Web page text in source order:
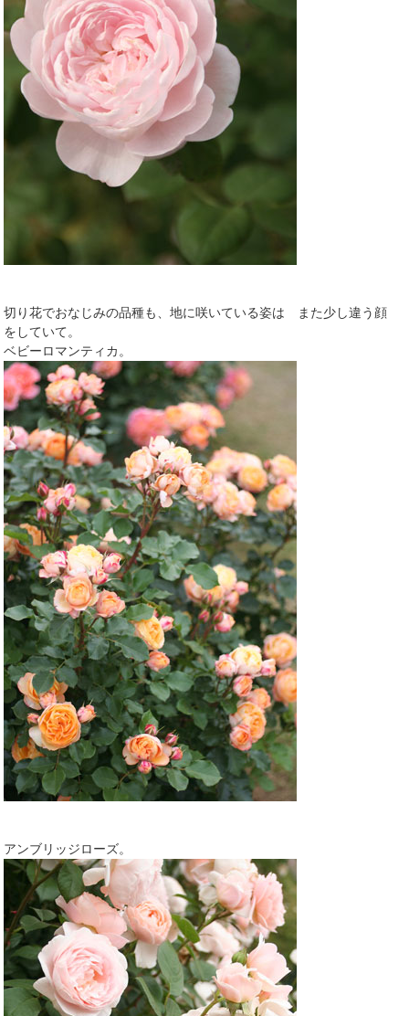
切り花でおなじみの品種も、地に咲いている姿は また少し違う顔
をしていて。
ベビーロマンティカ。
アンブリッジローズ。